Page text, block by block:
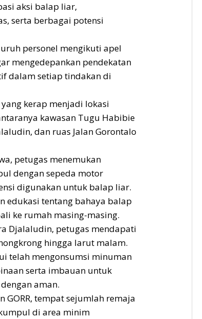
aksi balap liar,
serta berbagai potensi
personel mengikuti apel
mengedepankan pendekatan
dalam setiap tindakan di
kerap menjadi lokasi
kawasan Tugu Habibie
dan ruas Jalan Gorontalo
petugas menemukan
dengan sepeda motor
digunakan untuk balap liar.
edukasi tentang bahaya balap
ke rumah masing-masing.
Djalaludin, petugas mendapati
hingga larut malam.
telah mengonsumsi minuman
serta imbauan untuk
aman.
GORR, tempat sejumlah remaja
di area minim